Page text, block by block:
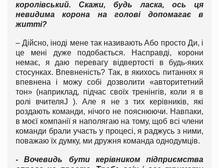
королівський. Скажи, будь ласка, ось ця
невидима корона на голові допомагає в
житті?
– Дійсно, іноді мене так називають Або просто Ди, і
це мені дуже подобається. Насправді, корони
немає, я даю перевагу відвертості в будь-яких
стосунках. Впевненість? Так, в якихось питаннях я
впевнена і можу собі дозволити «авторитетний
тон» (наприклад, підчас своїх тренінгів, коли я в
ролі вчителяJ ). Але я не з тих керівників, які
роздають команди, нічого не пояснюючи. Навпаки,
в моєї компанії я наполягаю на тому, щоб всі члени
команди брали участь у процесі, я раджусь з ними,
поважаю їх думку, ми дружня команда однодумців.
- Вочевидь бути керівником підприємства